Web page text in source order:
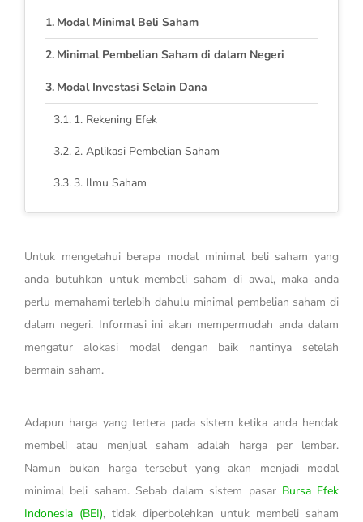
Modal Minimal Beli Saham
Minimal Pembelian Saham di dalam Negeri
Modal Investasi Selain Dana
1. Rekening Efek
2. Aplikasi Pembelian Saham
3. Ilmu Saham
Untuk mengetahui berapa modal minimal beli saham yang
anda butuhkan untuk membeli saham di awal, maka anda
perlu memahami terlebih dahulu minimal pembelian saham di
dalam negeri. Informasi ini akan mempermudah anda dalam
mengatur alokasi modal dengan baik nantinya setelah
bermain saham.
Adapun harga yang tertera pada sistem ketika anda hendak
membeli atau menjual saham adalah harga per lembar.
Namun bukan harga tersebut yang akan menjadi modal
minimal beli saham. Sebab dalam sistem pasar Bursa Efek
Indonesia (BEI), tidak diperbolehkan untuk membeli saham